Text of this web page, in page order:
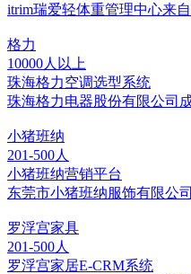
itrim瑞爱轻体重管理中心来
格力
10000人以上
珠海格力空调选型系统
珠海格力电器股份有限公司
小猪班纳
201-500人
小猪班纳营销平台
东莞市小猪班纳服饰有限公
罗浮宫家具
201-500人
罗浮宫家居E-CRM系统